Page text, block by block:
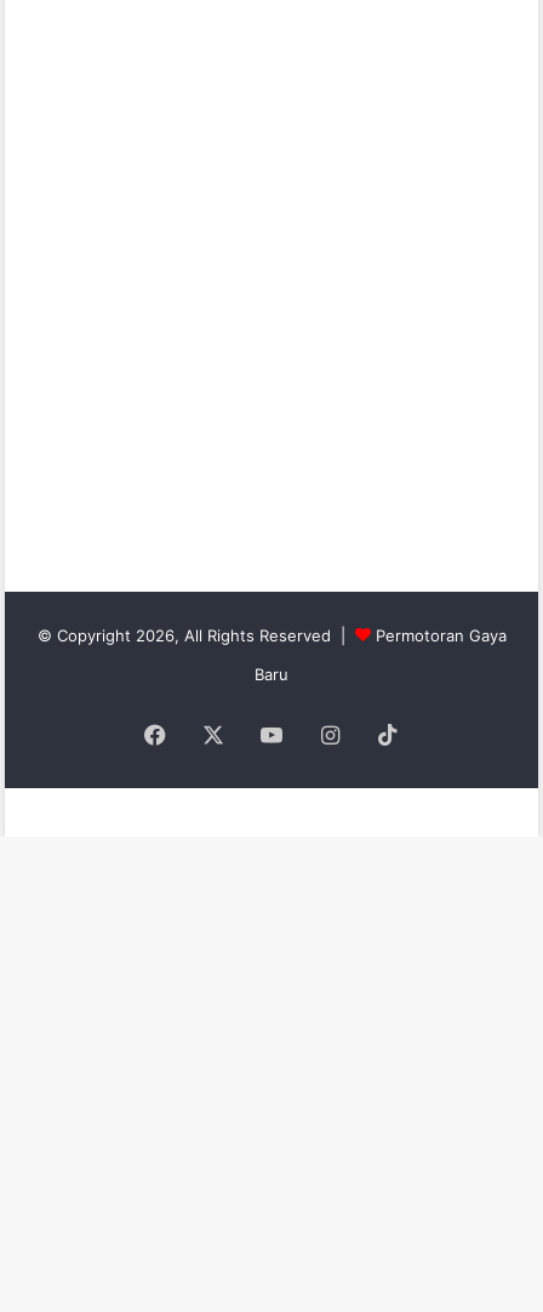
© Copyright 2026, All Rights Reserved |
Permotoran Gaya
Baru
Facebook YouTubeInstagram